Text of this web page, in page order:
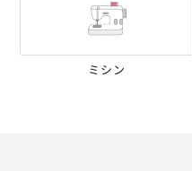
ミシン